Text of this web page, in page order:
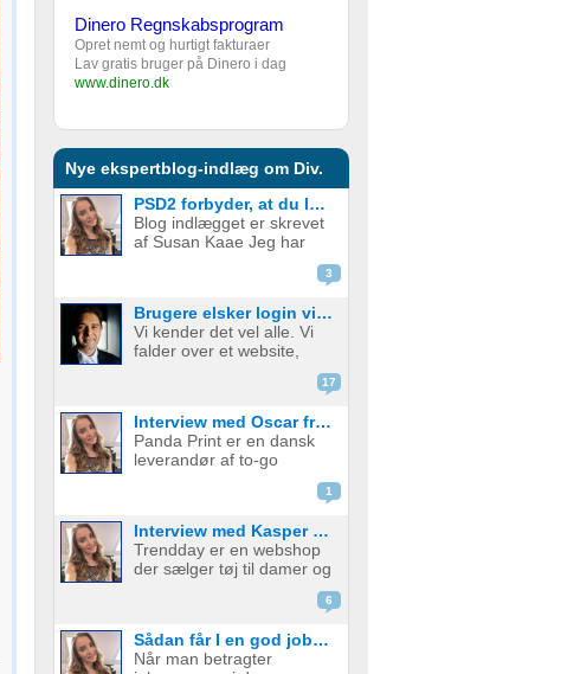
Dinero Regnskabsprogram
Opret nemt og hurtigt fakturaer
Lav gratis bruger på Dinero i dag
www.dinero.dk
Nye ekspertblog-indlæg om Div.
PSD2 forbyder, at du lægger kortgebyret ud til dine kunder fra 1. januar 2018
Blog indlægget er skrevet
af Susan Kaae Jeg har
arbejdet med eCommerce
siden 2000 og med online
stillinger med titler som
Chief Product
Officer/CPO, Sales
3
Brugere elsker login via sociale medier
Vi kender det vel alle. Vi
falder over et website,
ved at være der, lige ved
at have gennemført
signup, men hvad nu? Jeg
17
Interview med Oscar fra Panda Print
Panda Print er en dansk
leverandør af to-go
emballage - med og uden
print. Firmaet startede i år
papkrus med tryk, men
har siden udvidet
sortimentet og tilbyder nu
1
Interview med Kasper fra Trendday
Trendday er en webshop
der sælger tøj til damer og
Bag Trendday er de to
unge iværksættere
6
Sådan får I en god jobannonce
Når man betragter